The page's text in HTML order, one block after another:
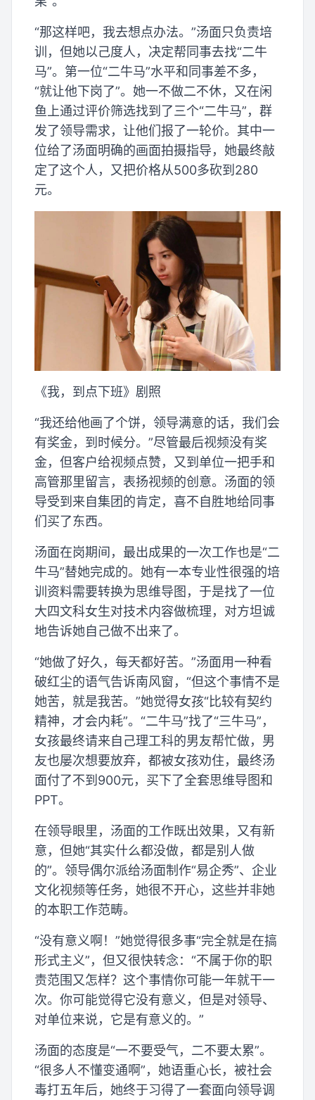
“那这样吧，我去想点办法。”汤面只负责培
训，但她以己度人，决定帮同事去找“二牛
马”。第一位“二牛马”水平和同事差不多，
“就让他下岗了”。她一不做二不休，又在闲
鱼上通过评价筛选找到了三个“二牛马”，群
发了领导需求，让他们报了一轮价。其中一
位给了汤面明确的画面拍摄指导，她最终敲
定了这个人，又把价格从500多砍到280
元。
《我，到点下班》剧照
“我还给他画了个饼，领导满意的话，我们会
有奖金，到时候分。”尽管最后视频没有奖
金，但客户给视频点赞，又到单位一把手和
高管那里留言，表扬视频的创意。汤面的领
导受到来自集团的肯定，喜不自胜地给同事
们买了东西。
汤面在岗期间，最出成果的一次工作也是“二
牛马”替她完成的。她有一本专业性很强的培
训资料需要转换为思维导图，于是找了一位
大四文科女生对技术内容做梳理，对方坦诚
地告诉她自己做不出来了。
“她做了好久，每天都好苦。”汤面用一种看
破红尘的语气告诉南风窗，“但这个事情不是
她苦，就是我苦。”她觉得女孩“比较有契约
精神，才会内耗”。“二牛马”找了“三牛马”，
女孩最终请来自己理工科的男友帮忙做，男
友也屡次想要放弃，都被女孩劝住，最终汤
面付了不到900元，买下了全套思维导图和
PPT。
在领导眼里，汤面的工作既出效果，又有新
意，但她“其实什么都没做，都是别人做
的”。领导偶尔派给汤面制作“易企秀”、企业
文化视频等任务，她很不开心，这些并非她
的本职工作范畴。
“没有意义啊！”她觉得很多事“完全就是在搞
形式主义”，但又很快转念：“不属于你的职
责范围又怎样？这个事情你可能一年就干一
次。你可能觉得它没有意义，但是对领导、
对单位来说，它是有意义的。”
汤面的态度是“一不要受气，二不要太累”。
“很多人不懂变通啊”，她语重心长，被社会
毒打五年后，她终于习得了一套面向领导调